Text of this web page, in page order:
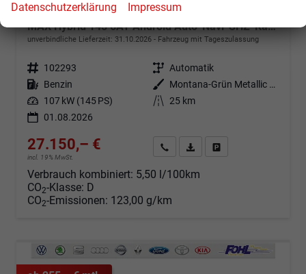
Citroën C3 Aircross
MAX Hybrid 145 6AT Android Auto*Navi*SHZ*Kamera*Totwinkel*Keyless*17"*Klimaauto
unverbindliche Lieferzeit: 31.10.2026 Fahrzeug mit Tageszulassung
Fahrzeugnr. 102293 Getriebe Automatik
Kraftstoff Benzin Außenfarbe
Montana-Grün Metallic mit weißem Dach
Leistung 107 kW (145 PS) Kilometerstand 25 km
01.08.2026
27.150,– €
incl. 19% MwSt.
Angebot anfordern
Fahrzeugexpose (PDF)
Verbrauch kombiniert: 5,50 l/100km
CO2-Klasse: D
CO2-Emissionen: 123,00 g/km
Datenschutzerklärung Impressum